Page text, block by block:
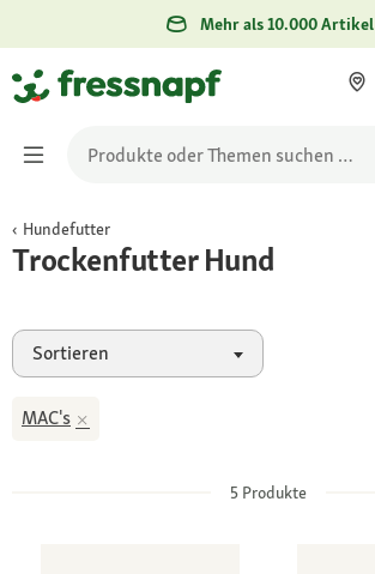
Mehr als 10.000 Artikel
Hundefutter
Trockenfutter Hund
Sortieren
MAC's
5 Produkte